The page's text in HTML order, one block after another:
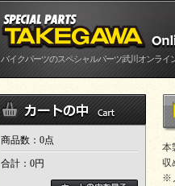
バイクパーツのスペシャルパーツ武川オンライ
商品数：0点
合計： 0円
本
収
※